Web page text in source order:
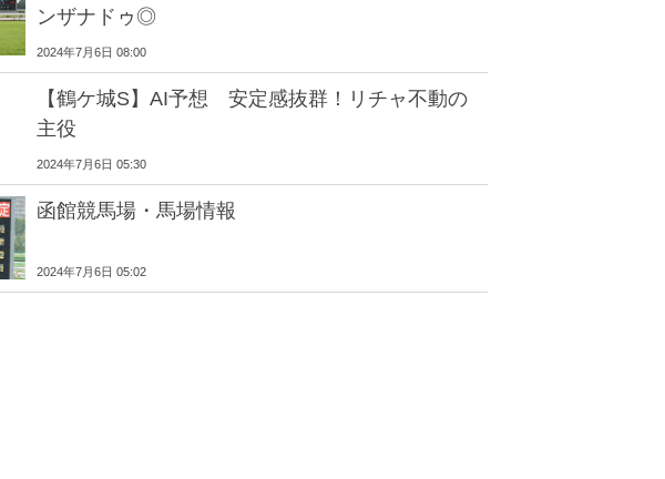
ンザナドゥ◎
2024年7月6日 08:00
【鶴ケ城S】AI予想 安定感抜群！リチャ不動の
主役
2024年7月6日 05:30
函館競馬場・馬場情報
2024年7月6日 05:02